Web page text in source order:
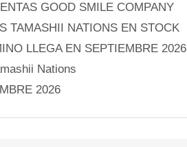
GOOD SMILE COMPANY
TAMASHII NATIONS EN STOCK
LLEGA EN SEPTIEMBRE 2026
Nations
2026